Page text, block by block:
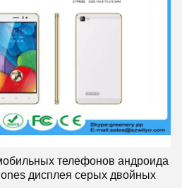
телефонов андроида
дисплея серых двойных